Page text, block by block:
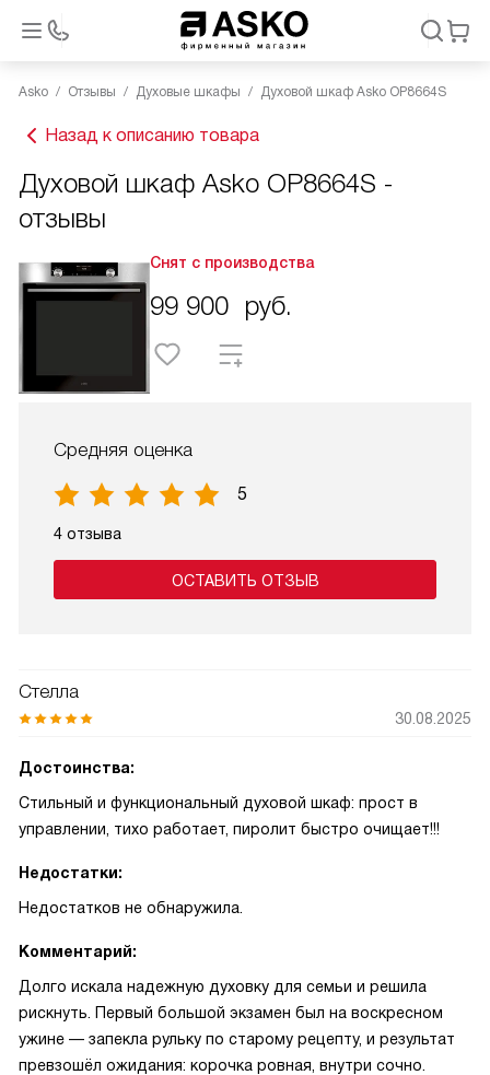
Asko Отзывы Духовые шкафы Духовой шкаф Asko OP8664S
Назад к описанию товара
Духовой шкаф Asko OP8664S -
отзывы
Снят с производства
99 900 руб.
Средняя оценка
5
4 отзыва
ОСТАВИТЬ ОТЗЫВ
Стелла
30.08.2025
Достоинства:
Стильный и функциональный духовой шкаф: прост в
управлении, тихо работает, пиролит быстро очищает!!!
Недостатки:
Недостатков не обнаружила.
Комментарий:
Долго искала надежную духовку для семьи и решила
рискнуть. Первый большой экзамен был на воскресном
ужине — запекла рульку по старому рецепту, и результат
превзошёл ожидания: корочка ровная, внутри сочно.